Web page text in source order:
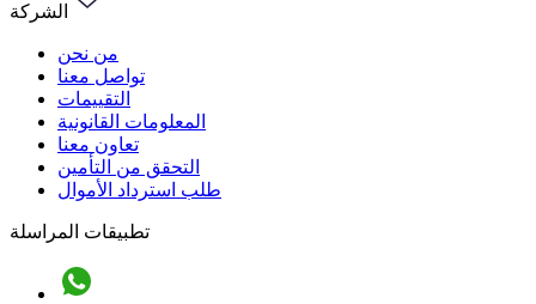
الشركة
من نحن
تواصل معنا
التقييمات
المعلومات القانونية
تعاون معنا
التحقق من التأمين
طلب استرداد الأموال
تطبيقات المراسلة